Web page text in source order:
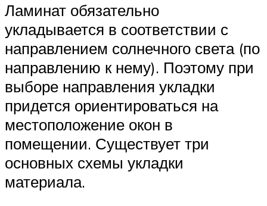
Ламинат обязательно
укладывается в соответствии с
направлением солнечного света (по
направлению к нему). Поэтому при
выборе направления укладки
придется ориентироваться на
местоположение окон в
помещении. Существует три
основных схемы укладки
материала.